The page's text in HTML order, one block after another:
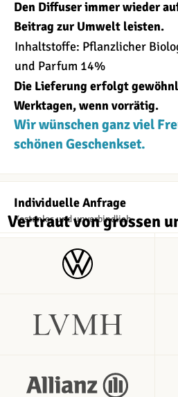
Den Diffuser immer wieder
Beitrag zur Umwelt leisten.
Inhaltstoffe: Pflanzlicher
und Parfum 14%
Die Lieferung erfolgt
Werktagen, wenn vorrätig.
Wir wünschen ganz viel
schönen Geschenkset.
Individuelle Anfrage
Kostenlos und unverbindlich
Vertraut von grossen